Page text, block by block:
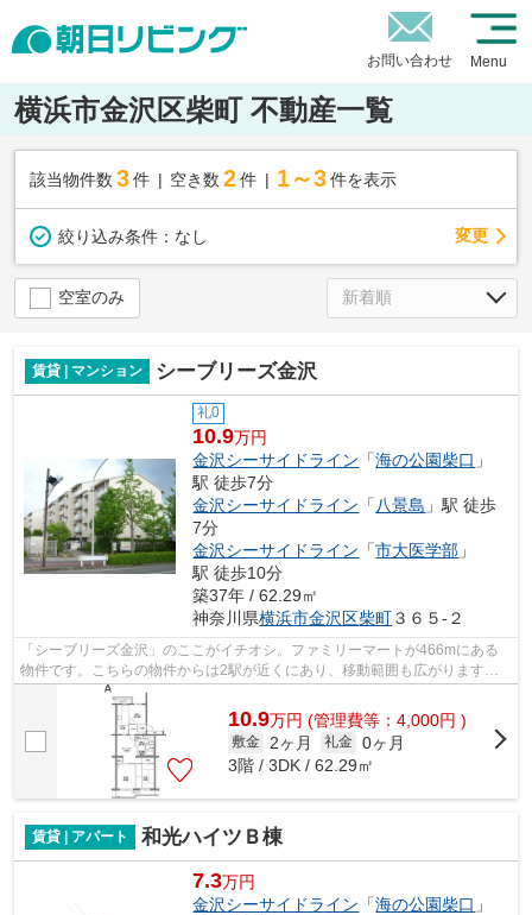
お問い合わせ Menu
横浜市金沢区柴町 不動産一覧
該当物件数 3件 空き数 2 件 1～3 件を表示
絞り込み条件： なし 変更
空室のみ
賃貸 | マンション シーブリーズ金沢
礼0
10.9万円
金沢シーサイドライン 「海の公園柴口 」
駅 徒歩7分
金沢シーサイドライン 「 八景島 」駅 徒歩
7分
金沢シーサイドライン 「市大医学部 」
駅 徒歩10分
築37年 / 62.29㎡
神奈川県横浜市金沢区柴町３６５-２
「シーブリーズ金沢」のここがイチオシ。ファミリーマートが466mにある
物件です。こちらの物件からは2駅が近くにあり、移動範囲も広がります。
アクセスの良い徒歩7分の物件です。当物...
10.9万円 (管理費等：4,000円 )
敷金 2ヶ月 礼金 0ヶ月
3階 / 3DK / 62.29㎡
賃貸 | アパート 和光ハイツＢ棟
7.3万円
金沢シーサイドライン 「海の公園柴口 」